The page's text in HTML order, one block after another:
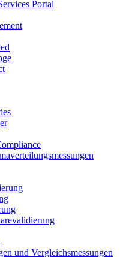
Portal
und Vergleichsmessungen